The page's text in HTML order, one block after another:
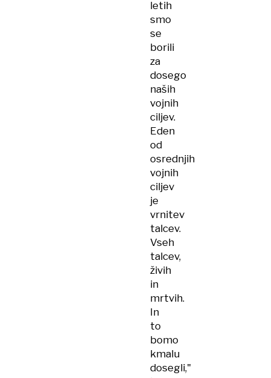
letih
smo
se
borili
za
dosego
naših
vojnih
ciljev.
Eden
od
osrednjih
vojnih
ciljev
je
vrnitev
talcev.
Vseh
talcev,
živih
in
mrtvih.
In
to
bomo
kmalu
dosegli,"